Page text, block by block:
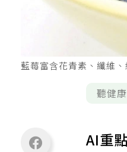
藍莓富含花青素、纖維
聽健康
AI重點